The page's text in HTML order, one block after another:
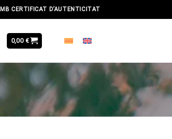
CERTIFICAT D’AUTENTICITAT
0,00 €